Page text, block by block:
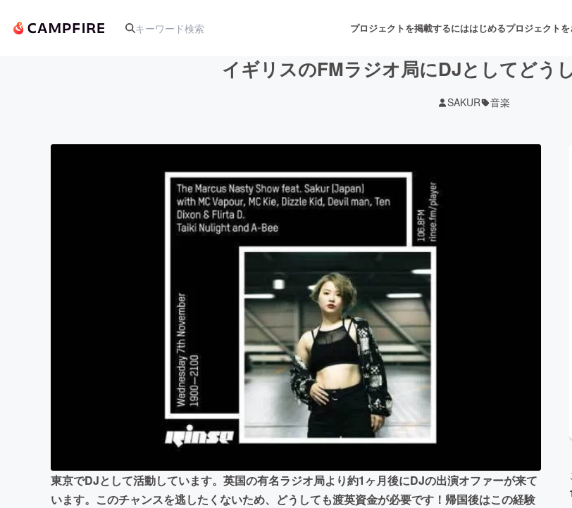
プロジェクトを掲載するにははじめるプロジェクト
アート・写真 音楽 舞台・パ
テクノロジー・ガジェット ゲーム・サービス開発
書籍・雑誌出版
ビジネス・起業 チャレンジ ビューテ
まちづくり・地域活性化
CAMPFIRE for Social Good
CAMPFIREふるさと納税
イギリスのFMラジオ局にDJとしてどう
SAKUR 音楽
東京でDJとして活動しています。英国の有名ラジオ局より約1ヶ月後にDJの出演オファーが来て
います。このチャンスを逃したくないため、どうしても渡英資金が必要です！帰国後はこの経験